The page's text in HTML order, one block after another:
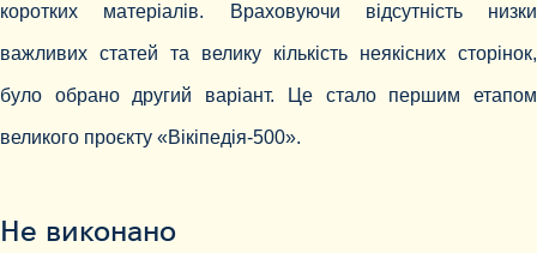
коротких матеріалів. Враховуючи відсутність низки
важливих статей та велику кількість неякісних сторінок,
було обрано другий варіант. Це стало першим етапом
великого проєкту «Вікіпедія-500».
Не виконано